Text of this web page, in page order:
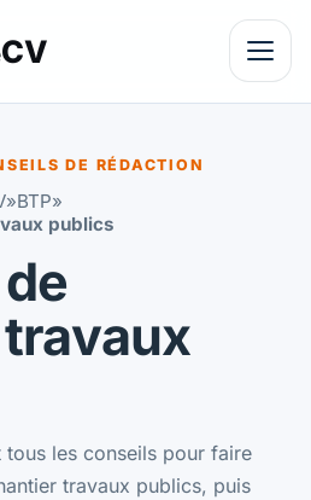
CV
DE RÉDACTION
»BTP»
publics
les conseils pour faire
travaux publics, puis